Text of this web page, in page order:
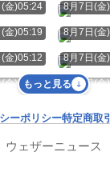
金)05:24 8月7日(金
金)05:19 8月7日(金
金)05:12 8月7日(金
金)05:08 8月7日(金
もっと見る
ーポリシー特定商取
ウェザーニュース